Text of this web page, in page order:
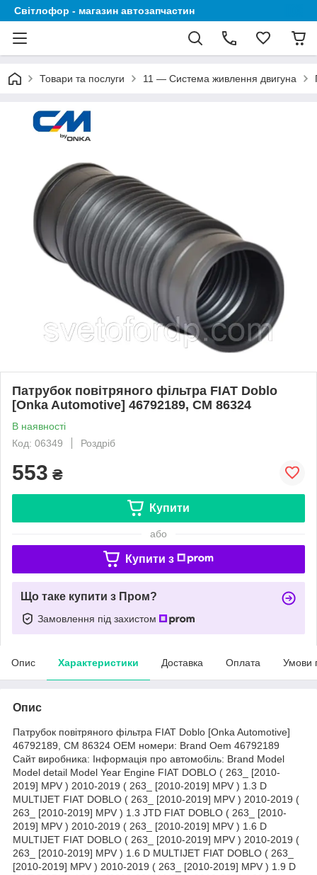
Світлофор - магазин автозапчастин
Товари та послуги 11 — Система живлення двигуна
Патрубок повітряного фільтра FIAT Doblo
[Onka Automotive] 46792189, CM 86324
В наявності
Код: 06349
Роздріб
553 ₴
Купити
або
Купити з
Що таке купити з Пром?
Замовлення під захистом
Опис Характеристики Доставка Оплата Умови
Опис
Патрубок повітряного фільтра FIAT Doblo [Onka Automotive]
46792189, CM 86324 OEM номери: Brand Oem 46792189
Сайт виробника: Інформація про автомобіль: Brand Model
Model detail Model Year Engine FIAT DOBLO ( 263_ [2010-
2019] MPV ) 2010-2019 ( 263_ [2010-2019] MPV ) 1.3 D
MULTIJET FIAT DOBLO ( 263_ [2010-2019] MPV ) 2010-2019 (
263_ [2010-2019] MPV ) 1.3 JTD FIAT DOBLO ( 263_ [2010-
2019] MPV ) 2010-2019 ( 263_ [2010-2019] MPV ) 1.6 D
MULTIJET FIAT DOBLO ( 263_ [2010-2019] MPV ) 2010-2019 (
263_ [2010-2019] MPV ) 1.6 D MULTIJET FIAT DOBLO ( 263_
[2010-2019] MPV ) 2010-2019 ( 263_ [2010-2019] MPV ) 1.9 D